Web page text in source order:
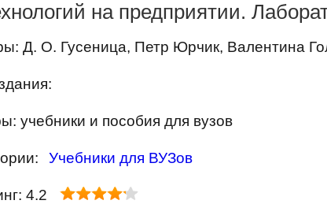
на предприятии.
Д. О. Гусеница, Петр Юрчик, Валентина
учебники и пособия для вузов
Учебники для ВУЗов
4.2